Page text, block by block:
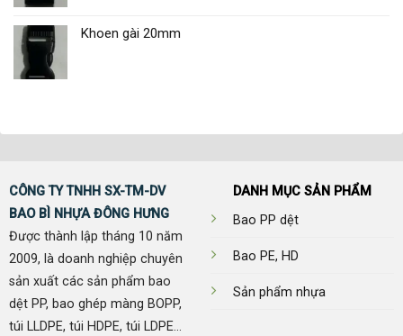
Khoen gài 20mm
CÔNG TY TNHH SX-TM-DV
BAO BÌ NHỰA ĐÔNG HƯNG
Được thành lập tháng 10 năm
2009, là doanh nghiệp chuyên
sản xuất các sản phẩm bao
dệt PP, bao ghép màng BOPP,
túi LLDPE, túi HDPE, túi LDPE...
DANH MỤC SẢN PHẨM
Bao PP dệt
Bao PE, HD
Sản phẩm nhựa